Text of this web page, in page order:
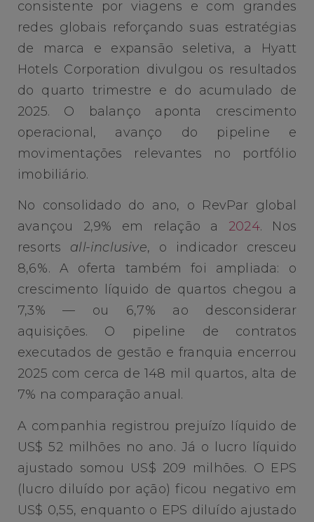
consistente por viagens e com grandes
redes globais reforçando suas estratégias
de marca e expansão seletiva, a Hyatt
Hotels Corporation divulgou os resultados
do quarto trimestre e do acumulado de
2025. O balanço aponta crescimento
operacional, avanço do pipeline e
movimentações relevantes no portfólio
imobiliário.
No consolidado do ano, o RevPar global
avançou 2,9% em relação a
2024. Nos
resorts all-inclusive, o indicador cresceu
8,6%. A oferta também foi ampliada: o
crescimento líquido de quartos chegou a
7,3% — ou 6,7% ao desconsiderar
aquisições. O pipeline de contratos
executados de gestão e franquia encerrou
2025 com cerca de 148 mil quartos, alta de
7% na comparação anual.
A companhia registrou prejuízo líquido de
US$ 52 milhões no ano. Já o lucro líquido
ajustado somou US$ 209 milhões. O EPS
(lucro diluído por ação) ficou negativo em
US$ 0,55, enquanto o EPS diluído ajustado